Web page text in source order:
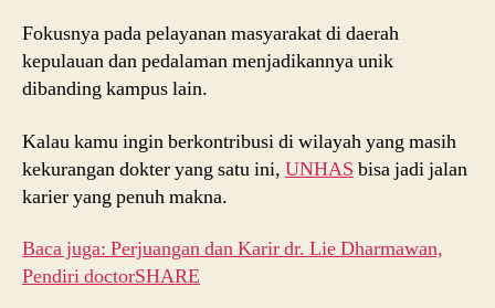
Fokusnya pada pelayanan masyarakat di daerah
kepulauan dan pedalaman menjadikannya unik
dibanding kampus lain.
Kalau kamu ingin berkontribusi di wilayah yang masih
kekurangan dokter yang satu ini, UNHAS bisa jadi jalan
karier yang penuh makna.
Baca juga: Perjuangan dan Karir dr. Lie Dharmawan,
Pendiri doctorSHARE